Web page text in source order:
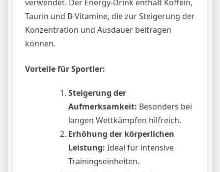
verwendet. Der Energy-Drink enthält Koffein,
Taurin und B-Vitamine, die zur Steigerung der
Konzentration und Ausdauer beitragen
können.
Vorteile für Sportler:
Steigerung der
Aufmerksamkeit: Besonders bei
langen Wettkämpfen hilfreich.
Erhöhung der körperlichen
Leistung: Ideal für intensive
Trainingseinheiten.